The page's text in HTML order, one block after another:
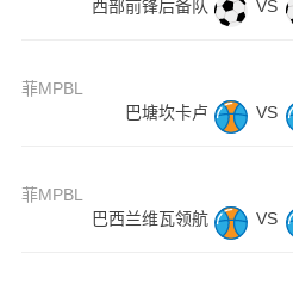
西部前锋后备队
VS
菲MPBL
巴塘坎卡卢
VS
菲MPBL
巴西兰维瓦领航
VS